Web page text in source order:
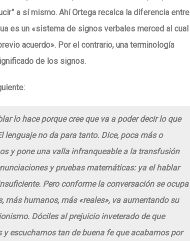
a sí mismo. Ahí Ortega recalca la diferencia entre
es un «sistema de signos verbales merced al cual
acuerdo». Por el contrario, una terminología
de los signos.
lo hace porque cree que va a poder decir lo que
lenguaje no da para tanto. Dice, poca más o
y pone una valla infranqueable a la transfusión
y pruebas matemáticas: ya el hablar
Pero conforme la conversación se ocupa
más humanos, más «reales», va aumentando su
Dóciles al prejuicio inveterado de que
escuchamos tan de buena fe que acabamos por